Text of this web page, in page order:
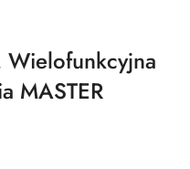
Wielofunkcyjna
MASTER